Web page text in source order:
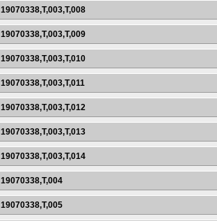
19070338,T,003,T,008
19070338,T,003,T,009
19070338,T,003,T,010
19070338,T,003,T,011
19070338,T,003,T,012
19070338,T,003,T,013
19070338,T,003,T,014
19070338,T,004
19070338,T,005